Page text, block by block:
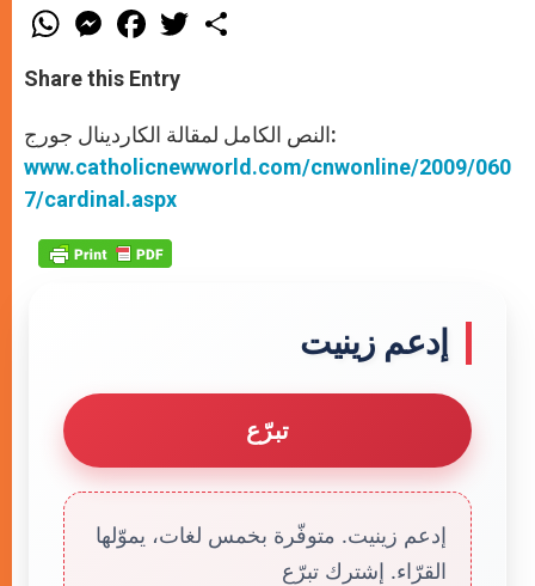
W
h
t
s
p
p
M
e
s
e
g
e
r
F
a
e
b
o
k
w
r
Share this Entry
النص الكامل لمقالة الكاردينال جورج:
www.catholicnewworld.com/cnwonline/2009/060
7/cardinal.aspx
إدعم زينيت
تبرّع
إدعم زينيت. متوفّرة بخمس لغات، يموّلها
القرّاء. إشترك تبرّع